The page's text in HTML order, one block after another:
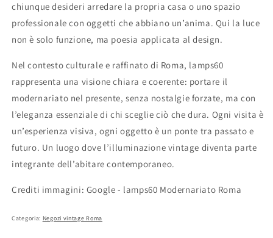
chiunque desideri arredare la propria casa o uno spazio
professionale con oggetti che abbiano un’anima. Qui la luce
non è solo funzione, ma poesia applicata al design.
Nel contesto culturale e raffinato di Roma, lamps60
rappresenta una visione chiara e coerente: portare il
modernariato nel presente, senza nostalgie forzate, ma con
l’eleganza essenziale di chi sceglie ciò che dura. Ogni visita è
un’esperienza visiva, ogni oggetto è un ponte tra passato e
futuro. Un luogo dove l’illuminazione vintage diventa parte
integrante dell’abitare contemporaneo.
Crediti immagini: Google - lamps60 Modernariato Roma
Categoria: Negozi vintage Roma